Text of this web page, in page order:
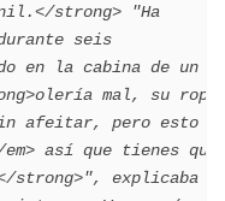
strong> "Ha
seis
en la cabina de un
mal, su ropa
afeitar, pero esto
así que tienes que
strong>", explicaba